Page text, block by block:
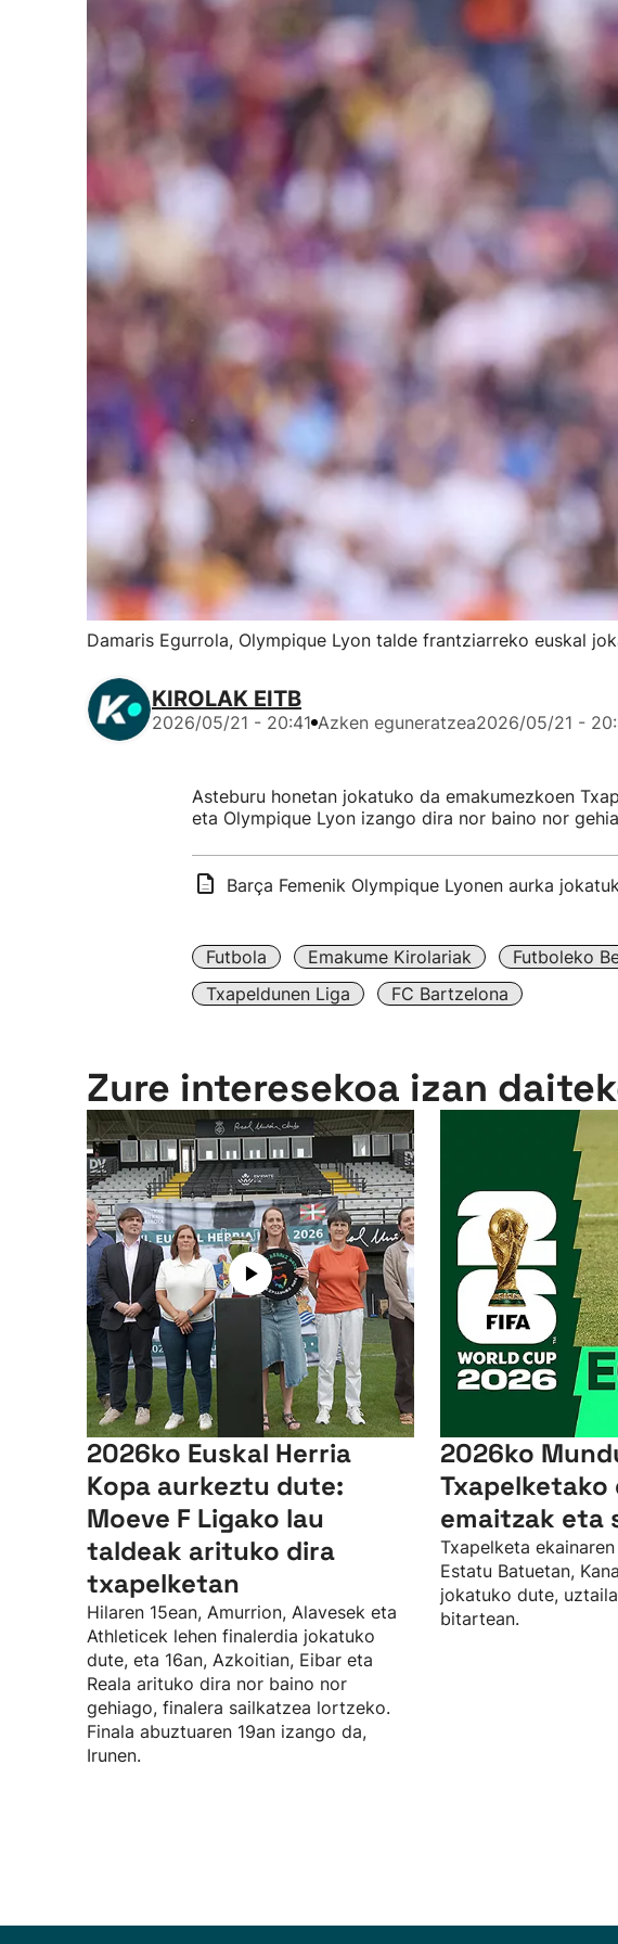
Damaris Egurrola, Olympique Lyon talde frantziarreko euskal
KIROLAK EITB
2026/05/21 - 20:41 Azken eguneratzea2026/05/21 -
Asteburu honetan jokatuko da emakumezkoen
eta Olympique Lyon izango dira nor baino nor
Barça Femenik Olympique Lyonen aurka
Futbola Emakume Kirolariak
Futboleko
Txapeldunen Liga
FC Bartzelona
Zure interesekoa izan
2026ko Euskal Herria
Kopa aurkeztu dute:
Moeve F Ligako lau
taldeak arituko dira
txapelketan
Hilaren 15ean, Amurrion, Alavesek eta
Athleticek lehen finalerdia jokatuko
dute, eta 16an, Azkoitian, Eibar eta
Reala arituko dira nor baino nor
gehiago, finalera sailkatzea lortzeko.
Finala abuztuaren 19an izango da,
Irunen.
2026ko
Txapelketako
emaitzak eta
Txapelketa
Estatu Batuetan,
jokatuko dute,
bitartean.